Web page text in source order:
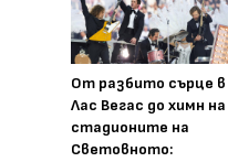
От разбито сърце в
Лас Вегас до химн на
стадионите на
Световното: